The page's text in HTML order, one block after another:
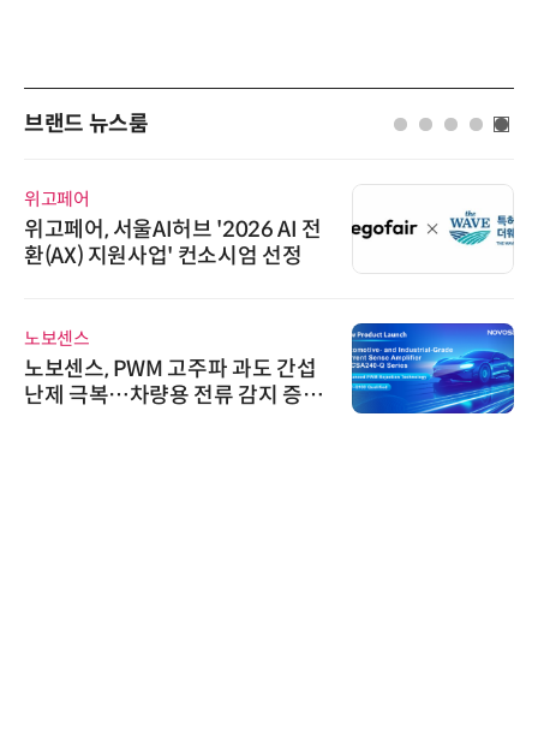
브랜드 뉴스룸
위고페어
위고페어, 서울AI허브 '2026 AI 전
환(AX) 지원사업' 컨소시엄 선정
노보센스
노보센스, PWM 고주파 과도 간섭
난제 극복…차량용 전류 감지 증폭